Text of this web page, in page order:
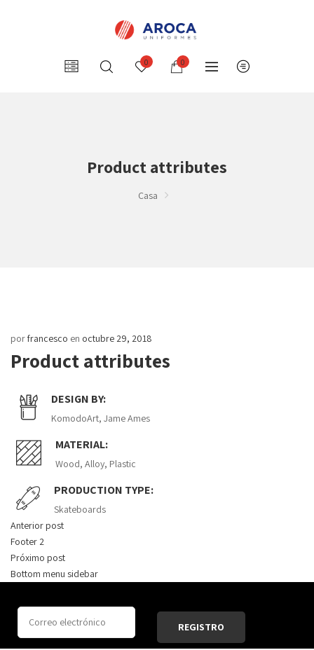
0 0
Product attributes
Casa
porfrancesco en octubre 29, 2018
Product attributes
DESIGN BY:
KomodoArt, Jame Ames
MATERIAL:
Wood, Alloy, Plastic
PRODUCTION TYPE:
Skateboards
Anterior post
Footer 2
Próximo post
Bottom menu sidebar